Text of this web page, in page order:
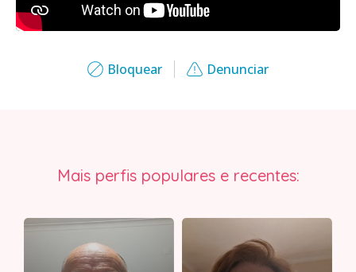
Bloquear Denunciar
Mais perfis populares e recentes: